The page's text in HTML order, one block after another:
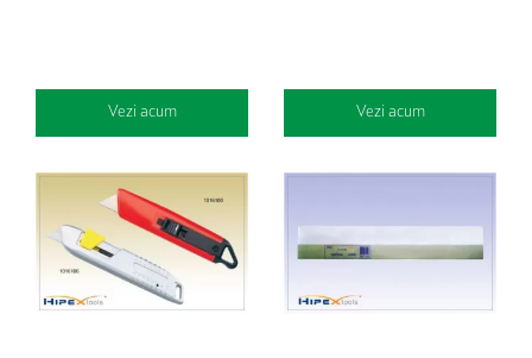
Vezi acum Vezi acum